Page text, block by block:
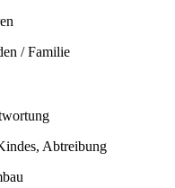
/ Familie
Abtreibung